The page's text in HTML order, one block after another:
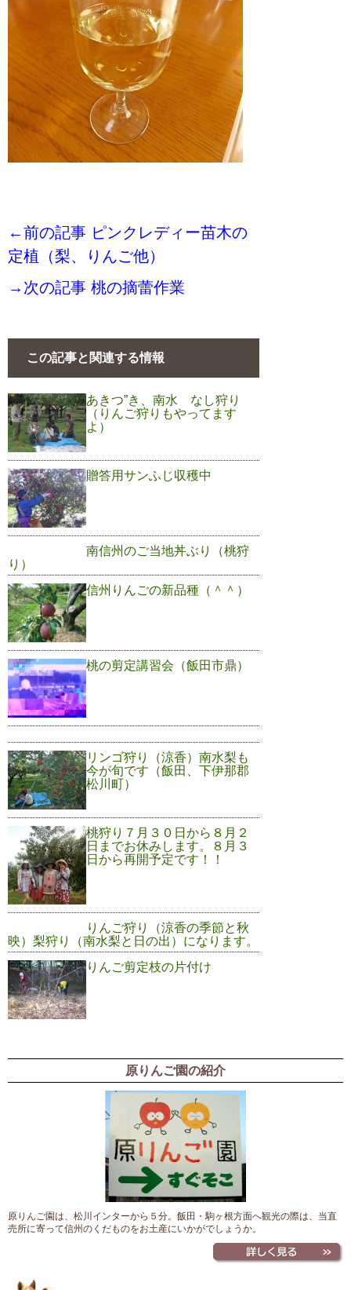
←前の記事 ピンクレディー苗木の
定植（梨、りんご他）
→次の記事 桃の摘蕾作業
この記事と関連する情報
あきつ”き、南水 なし狩り
（りんご狩りもやってます
よ）
贈答用サンふじ収穫中
南信州のご当地丼ぶり（桃狩
り）
信州りんごの新品種（＾＾）
桃の剪定講習会（飯田市鼎）
リンゴ狩り（涼香）南水梨も
今が旬です（飯田、下伊那郡
松川町）
桃狩り７月３０日から８月２
日までお休みします。８月３
日から再開予定です！！
りんご狩り（涼香の季節と秋
映）梨狩り（南水梨と日の出）になります。
りんご剪定枝の片付け
原りんご園の紹介
原りんご園は、松川インターから５分。飯田・駒ヶ根方面へ観光の際は、当直
売所に寄って信州のくだものをお土産にいかがでしょうか。